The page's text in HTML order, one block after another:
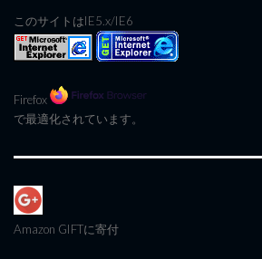
このサイトはIE5.x/IE6
Firefox
で最適化されています。
Amazon GIFTに寄付